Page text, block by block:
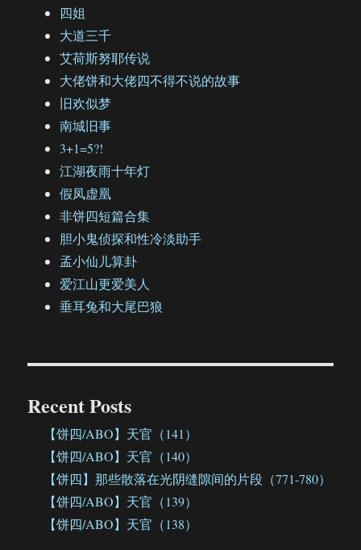
四姐
大道三千
艾荷斯努耶传说
大佬饼和大佬四不得不说的故事
旧欢似梦
南城旧事
3+1=5?!
江湖夜雨十年灯
假凤虚凰
非饼四短篇合集
胆小鬼侦探和性冷淡助手
孟小仙儿算卦
爱江山更爱美人
垂耳兔和大尾巴狼
Recent Posts
【饼四/ABO】天官（141）
【饼四/ABO】天官（140）
【饼四】那些散落在光阴缝隙间的片段（771-780）
【饼四/ABO】天官（139）
【饼四/ABO】天官（138）